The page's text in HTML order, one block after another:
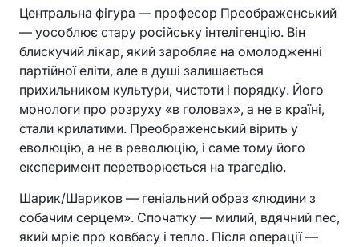
Центральна фігура — професор Преображенський
— уособлює стару російську інтелігенцію. Він
блискучий лікар, який заробляє на омолодженні
партійної еліти, але в душі залишається
прихильником культури, чистоти і порядку. Його
монологи про розруху «в головах», а не в країні,
стали крилатими. Преображенський вірить у
еволюцію, а не в революцію, і саме тому його
експеримент перетворюється на трагедію.
Шарик/Шариков — геніальний образ «людини з
собачим серцем». Спочатку — милий, вдячний пес,
який мріє про ковбасу і тепло. Після операції —